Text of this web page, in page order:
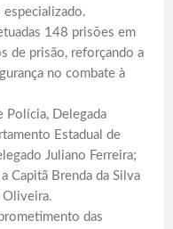
148 prisões em
de prisão, reforçando a
no combate à
Polícia, Delegada
Estadual de
Juliano Ferreira;
Capitã Brenda da Silva
Oliveira.
das